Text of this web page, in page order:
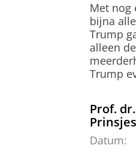
Met nog
bijna
Trump
alleen
Trump
Prof.
Datum: